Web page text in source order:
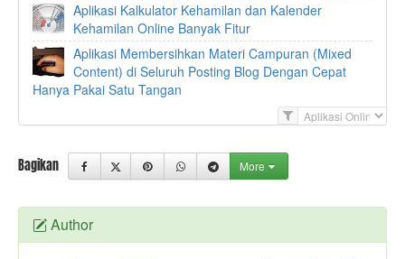
Aplikasi Kalkulator Kehamilan dan Kalender
Kehamilan Online Banyak Fitur
Aplikasi Membersihkan Materi Campuran (Mixed
Content) di Seluruh Posting Blog Dengan Cepat
Hanya Pakai Satu Tangan
F
r
Bagikan More
Author